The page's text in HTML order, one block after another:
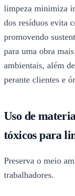
limpeza minimiza
dos resíduos evita
promovendo
para uma obra
ambientais, além
perante clientes e
Uso de
tóxicos para
Preserva o meio
trabalhadores.